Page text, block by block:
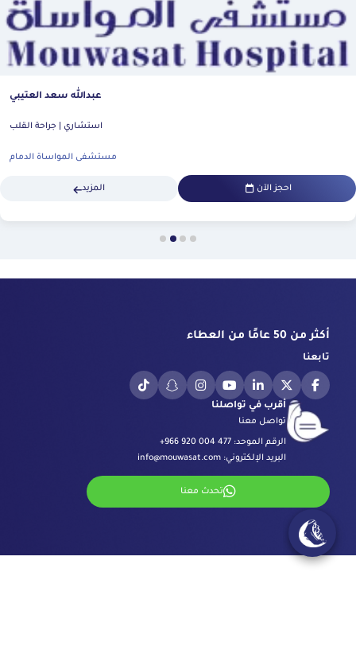
عبدالله سعد العتيبي
استشاري | جراحة القلب
مستشفى المواساة الدمام
احجز الآن المزيد
أكثر من 50 عامًا من العطاء
تابعنا
أقرب في تواصلنا
تواصل معنا
الرقم الموحد: +966 920 004 477
البريد الإلكتروني: info@mouwasat.com
تحدث معنا